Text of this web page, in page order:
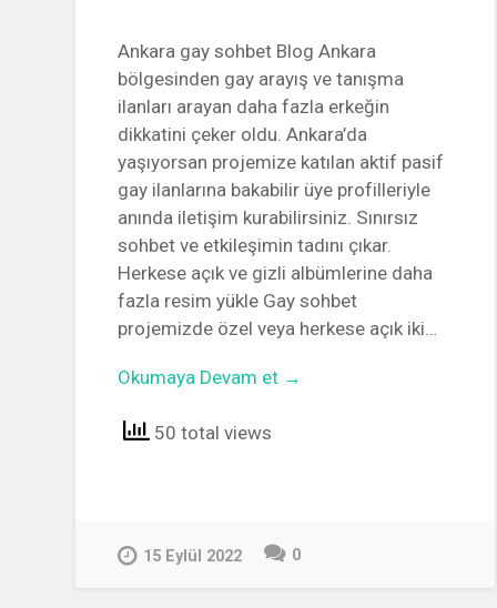
Ankara gay sohbet Blog Ankara
bölgesinden gay arayış ve tanışma
ilanları arayan daha fazla erkeğin
dikkatini çeker oldu. Ankara’da
yaşıyorsan projemize katılan aktif pasif
gay ilanlarına bakabilir üye profilleriyle
anında iletişim kurabilirsiniz. Sınırsız
sohbet ve etkileşimin tadını çıkar.
Herkese açık ve gizli albümlerine daha
fazla resim yükle Gay sohbet
projemizde özel veya herkese açık iki…
Okumaya Devam et →
50 total views
15 Eylül 2022 0